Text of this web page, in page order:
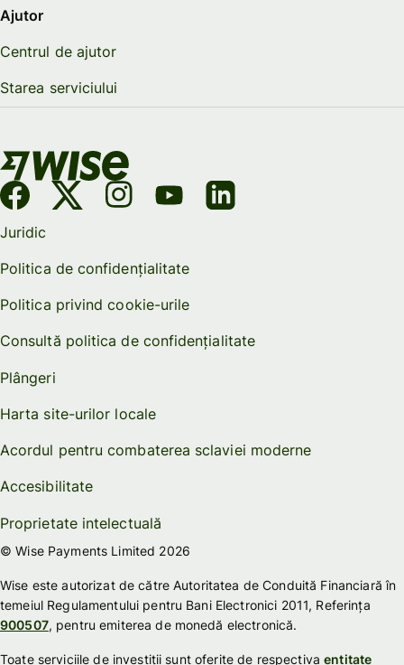
Ajutor
Centrul de ajutor
Starea serviciului
Juridic
Politica de confidențialitate
Politica privind cookie-urile
Consultă politica de confidențialitate
Plângeri
Harta site-urilor locale
Acordul pentru combaterea sclaviei moderne
Accesibilitate
Proprietate intelectuală
© Wise Payments Limited 2026
Wise este autorizat de către Autoritatea de Conduită Financiară în
temeiul Regulamentului pentru Bani Electronici 2011, Referința
900507, pentru emiterea de monedă electronică.
Toate serviciile de investiții sunt oferite de respectivaentitate